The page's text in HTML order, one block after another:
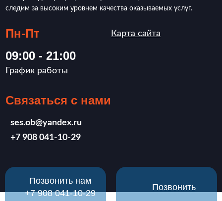
Позвонить нам
‪+7 908 041-10-29
Позвонить
следим за высоким уровнем качества оказываемых услуг.
Пн-Пт
09:00 - 21:00
График работы
Связаться с нами
ses.ob@yandex.ru
‪+7 908 041-10-29
Карта сайта